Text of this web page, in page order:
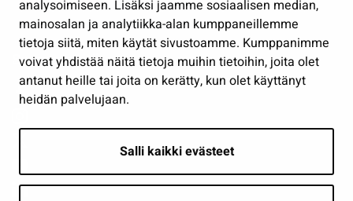
analysoimiseen. Lisäksi jaamme sosiaalisen median,
mainosalan ja analytiikka-alan kumppaneillemme
tietoja siitä, miten käytät sivustoamme. Kumppanimme
voivat yhdistää näitä tietoja muihin tietoihin, joita olet
antanut heille tai joita on kerätty, kun olet käyttänyt
heidän palvelujaan.
Salli kaikki evästeet
Näytä omat evästeasetukseni
Seuraa meitä